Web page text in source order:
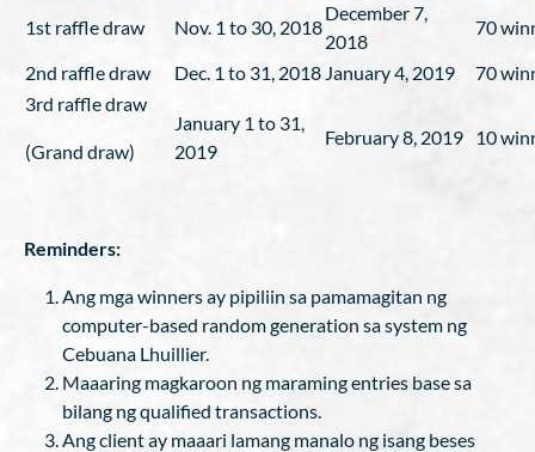
1st raffle draw
Nov. 1 to 30, 2018
December 7,
2018
70
2nd raffle draw
Dec. 1 to 31, 2018 January 4, 2019
70
3rd raffle draw
(Grand draw)
January 1 to 31,
2019
February 8, 2019 10
Reminders:
Ang mga winners ay pipiliin sa pamamagitan ng
computer-based random generation sa system ng
Cebuana Lhuillier.
Maaaring magkaroon ng maraming entries base sa
bilang ng qualified transactions.
Ang client ay maaari lamang manalo ng isang beses